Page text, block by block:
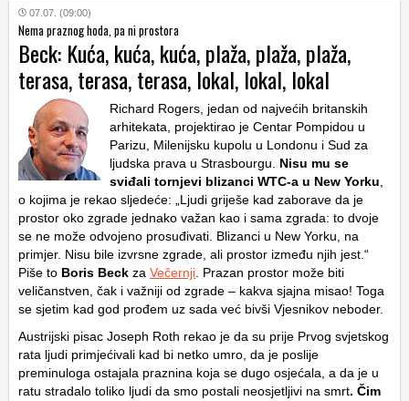
07.07. (09:00)
Nema praznog hoda, pa ni prostora
Beck: Kuća, kuća, kuća, plaža, plaža, plaža,
terasa, terasa, terasa, lokal, lokal, lokal
Richard Rogers, jedan od najvećih britanskih
arhitekata, projektirao je Centar Pompidou u
Parizu, Milenijsku kupolu u Londonu i Sud za
ljudska prava u Strasbourgu.
Nisu mu se
sviđali tornjevi blizanci WTC-a u New Yorku
o kojima je rekao sljedeće: „Ljudi griješe kad zaborave da je
prostor oko zgrade jednako važan kao i sama zgrada: to dvoje
se ne može odvojeno prosuđivati. Blizanci u New Yorku, na
primjer. Nisu bile izvrsne zgrade, ali prostor između njih jest.“
Piše to Boris Beck za Večernji . Prazan prostor može biti
veličanstven, čak i važniji od zgrade – kakva sjajna misao! Toga
se sjetim kad god prođem uz sada već bivši Vjesnikov neboder.
Austrijski pisac Joseph Roth rekao je da su prije Prvog svjetskog
rata ljudi primjećivali kad bi netko umro, da je poslije
preminuloga ostajala praznina koja se dugo osjećala, a da je u
ratu stradalo toliko ljudi da smo postali neosjetljivi na smrt. Čim